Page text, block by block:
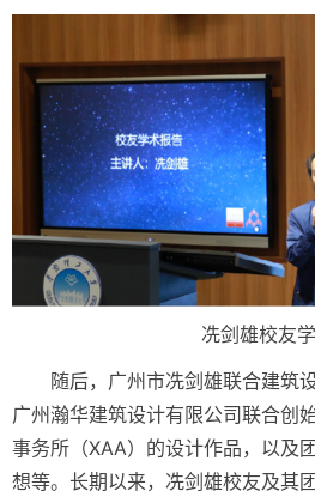
冼剑雄校友
随后，广州市冼剑雄联合建筑
广州瀚华建筑设计有限公司联合创
事务所（XAA）的设计作品，以及
想等。长期以来，冼剑雄校友及其